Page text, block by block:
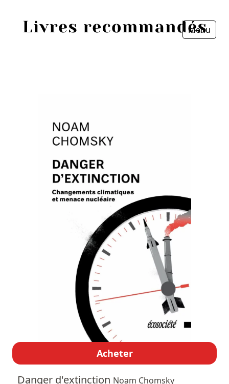
Menu
Acheter
Danger d'extinction Noam Chomsky
Personnes
Livres les plus recommandés
Fermer